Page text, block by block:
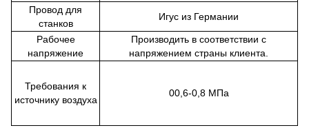
Провод для
станков
Игус из Германии
Рабочее
напряжение
Производить в соответствии с
напряжением страны клиента.
Требования к
источнику воздуха
00,6-0,8 МПа